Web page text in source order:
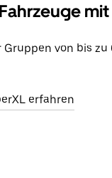
Gruppen von bis zu
erfahren